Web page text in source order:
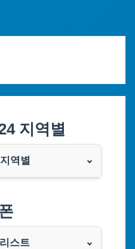
지역별
역별
스트